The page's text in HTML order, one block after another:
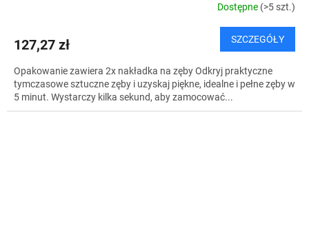
Dostępne (>5 szt.)
127,27 zł SZCZEGÓŁY
Opakowanie zawiera 2x nakładka na zęby Odkryj praktyczne
tymczasowe sztuczne zęby i uzyskaj piękne, idealne i pełne zęby w
5 minut. Wystarczy kilka sekund, aby zamocować...